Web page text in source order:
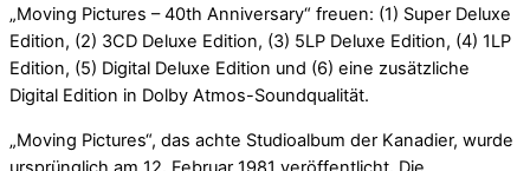
„Moving Pictures – 40th Anniversary“ freuen: (1) Super Deluxe
Edition, (2) 3CD Deluxe Edition, (3) 5LP Deluxe Edition, (4) 1LP
Edition, (5) Digital Deluxe Edition und (6) eine zusätzliche
Digital Edition in Dolby Atmos-Soundqualität.
„Moving Pictures“, das achte Studioalbum der Kanadier, wurde